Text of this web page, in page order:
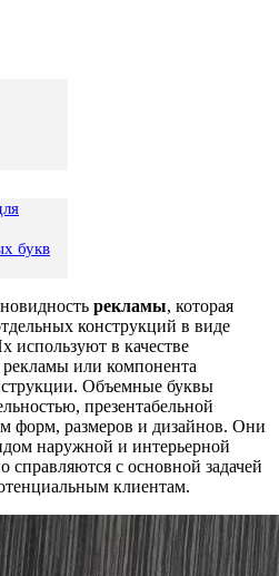
букв
рекламы, которая
конструкций в виде
используют в качестве
рекламы или компонента
Объемные буквы
презентабельной
форм, размеров и дизайнов. Они
наружной и интерьерной
справляются с основной задачей
клиентам.